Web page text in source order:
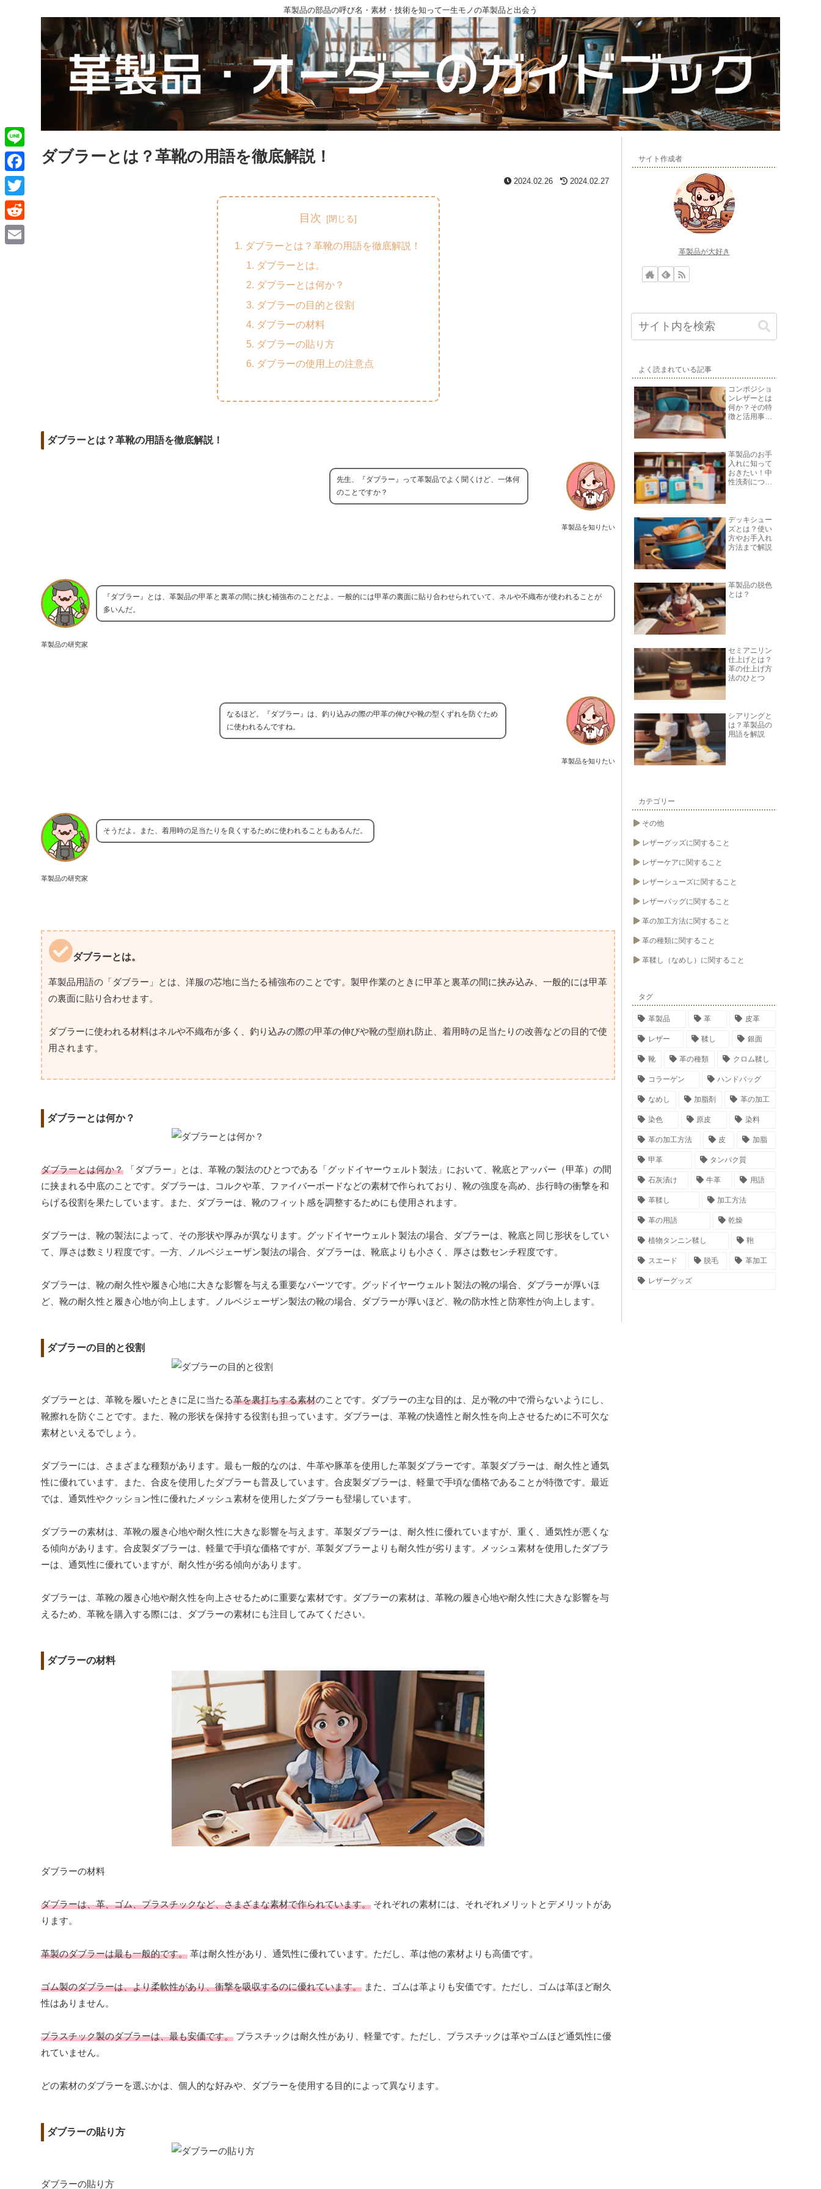
革製品の部品の呼び名・素材・技術を知って一生モノの革製品と出会う
ダブラーとは？革靴の用語を徹底解説！
2024.02.26 2024.02.27
目次
ダブラーとは？革靴の用語を徹底解説！
ダブラーとは。
ダブラーとは何か？
ダブラーの目的と役割
ダブラーの材料
ダブラーの貼り方
ダブラーの使用上の注意点
ダブラーとは？革靴の用語を徹底解説！
革製品を知りたい
先生、『ダブラー』って革製品でよく聞くけど、一体何
のことですか？
革製品の研究家
『ダブラー』とは、革製品の甲革と裏革の間に挟む補強布のことだよ。一般的には甲革の裏面に貼り合わせられていて、ネルや不織布が使われることが
多いんだ。
革製品を知りたい
なるほど。『ダブラー』は、釣り込みの際の甲革の伸びや靴の型くずれを防ぐため
に使われるんですね。
革製品の研究家
そうだよ。また、着用時の足当たりを良くするために使われることもあるんだ。
ダブラーとは。
革製品用語の「ダブラー」とは、洋服の芯地に当たる補強布のことです。製甲作業のときに甲革と裏革の間に挟み込み、一般的には甲革
の裏面に貼り合わせます。
ダブラーに使われる材料はネルや不織布が多く、釣り込みの際の甲革の伸びや靴の型崩れ防止、着用時の足当たりの改善などの目的で使
用されます。
ダブラーとは何か？
ダブラーとは何か？ 「ダブラー」とは、革靴の製法のひとつである「グッドイヤーウェルト製法」において、靴底とアッパー（甲革）の間
に挟まれる中底のことです。ダブラーは、コルクや革、ファイバーボードなどの素材で作られており、靴の強度を高め、歩行時の衝撃を和
らげる役割を果たしています。また、ダブラーは、靴のフィット感を調整するためにも使用されます。
ダブラーは、靴の製法によって、その形状や厚みが異なります。グッドイヤーウェルト製法の場合、ダブラーは、靴底と同じ形状をしてい
て、厚さは数ミリ程度です。一方、ノルベジェーザン製法の場合、ダブラーは、靴底よりも小さく、厚さは数センチ程度です。
ダブラーは、靴の耐久性や履き心地に大きな影響を与える重要なパーツです。グッドイヤーウェルト製法の靴の場合、ダブラーが厚いほ
ど、靴の耐久性と履き心地が向上します。ノルベジェーザン製法の靴の場合、ダブラーが厚いほど、靴の防水性と防寒性が向上します。
ダブラーの目的と役割
ダブラーとは、革靴を履いたときに足に当たる革を裏打ちする素材のことです。ダブラーの主な目的は、足が靴の中で滑らないようにし、
靴擦れを防ぐことです。また、靴の形状を保持する役割も担っています。ダブラーは、革靴の快適性と耐久性を向上させるために不可欠な
素材といえるでしょう。
ダブラーには、さまざまな種類があります。最も一般的なのは、牛革や豚革を使用した革製ダブラーです。革製ダブラーは、耐久性と通気
性に優れています。また、合皮を使用したダブラーも普及しています。合皮製ダブラーは、軽量で手頃な価格であることが特徴です。最近
では、通気性やクッション性に優れたメッシュ素材を使用したダブラーも登場しています。
ダブラーの素材は、革靴の履き心地や耐久性に大きな影響を与えます。革製ダブラーは、耐久性に優れていますが、重く、通気性が悪くな
る傾向があります。合皮製ダブラーは、軽量で手頃な価格ですが、革製ダブラーよりも耐久性が劣ります。メッシュ素材を使用したダブラ
ーは、通気性に優れていますが、耐久性が劣る傾向があります。
ダブラーは、革靴の履き心地や耐久性を向上させるために重要な素材です。ダブラーの素材は、革靴の履き心地や耐久性に大きな影響を与
えるため、革靴を購入する際には、ダブラーの素材にも注目してみてください。
ダブラーの材料
ダブラーの材料
ダブラーは、革、ゴム、プラスチックなど、さまざまな素材で作られています。 それぞれの素材には、それぞれメリットとデメリットがあ
ります。
革製のダブラーは最も一般的です。 革は耐久性があり、通気性に優れています。ただし、革は他の素材よりも高価です。
ゴム製のダブラーは、より柔軟性があり、衝撃を吸収するのに優れています。 また、ゴムは革よりも安価です。ただし、ゴムは革ほど耐久
性はありません。
プラスチック製のダブラーは、最も安価です。 プラスチックは耐久性があり、軽量です。ただし、プラスチックは革やゴムほど通気性に優
れていません。
どの素材のダブラーを選ぶかは、個人的な好みや、ダブラーを使用する目的によって異なります。
ダブラーの貼り方
ダブラーの貼り方
サイト作成者
革製品が大好き
よく読まれている記事
コンポジショ
ンレザーとは
何か？その特
徴と活用事例
革製品のお手
入れに知って
おきたい！中
性洗剤につい
デッキシュー
ズとは？使い
方やお手入れ
方法まで解説
革製品の脱色
とは？
セミアニリン
仕上げとは？
革の仕上げ方
法のひとつ
シアリングと
は？革製品の
用語を解説
カテゴリー
その他
レザーグッズに関すること
レザーケアに関すること
レザーシューズに関すること
レザーバッグに関すること
革の加工方法に関すること
革の種類に関すること
革鞣し（なめし）に関すること
タグ
革製品 革 皮革
レザー 鞣し 銀面
靴 革の種類 クロム鞣し
コラーゲン ハンドバッグ
なめし 加脂剤 革の加工
染色 原皮 染料
革の加工方法 皮 加脂
甲革 タンパク質
石灰漬け 牛革 用語
革鞣し 加工方法
革の用語 乾燥
植物タンニン鞣し 鞄
スエード 脱毛 革加工
レザーグッズ
L
i
n
e
F
a
c
e
T
w
i
R